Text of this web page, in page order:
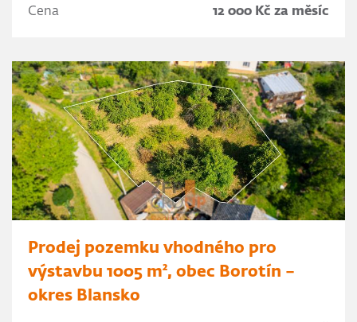
Cena 12 000 Kč za měsíc
Prodej pozemku vhodného pro
výstavbu 1005 m², obec Borotín –
okres Blansko